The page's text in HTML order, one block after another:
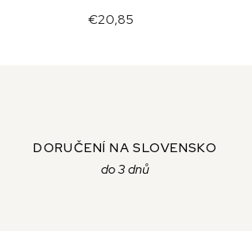
€20,85
DORUČENÍ NA SLOVENSKO
do 3 dnů